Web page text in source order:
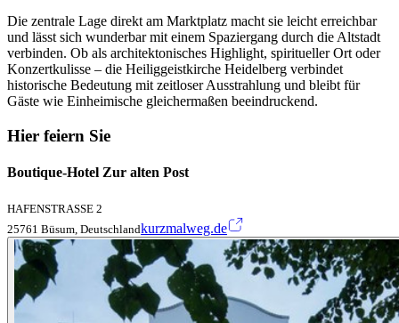
Die zentrale Lage direkt am Marktplatz macht sie leicht erreichbar
und lässt sich wunderbar mit einem Spaziergang durch die Altstadt
verbinden. Ob als architektonisches Highlight, spiritueller Ort oder
Konzertkulisse – die Heiliggeistkirche Heidelberg verbindet
historische Bedeutung mit zeitloser Ausstrahlung und bleibt für
Gäste wie Einheimische gleichermaßen beeindruckend.
Hier feiern Sie
Boutique-Hotel Zur alten Post
HAFENSTRASSE 2
25761 Büsum, Deutschlandkurzmalweg.de